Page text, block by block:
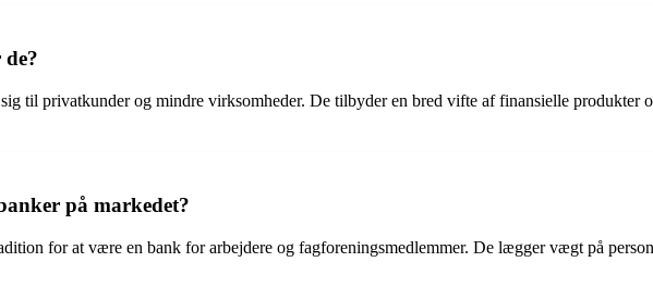
til privatkunder og mindre virksomheder. De tilbyder en bred vifte af finansielle produkter
på markedet?
for at være en bank for arbejdere og fagforeningsmedlemmer. De lægger vægt på